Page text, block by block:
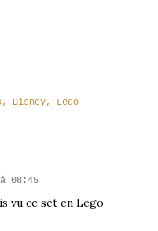
Disney Lego
08:45
vu ce set en Lego